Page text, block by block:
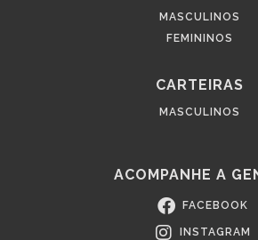
MASCULINOS
FEMININOS
CARTEIRAS
MASCULINOS
ACOMPANHE A
FACEBOOK
INSTAGRAM